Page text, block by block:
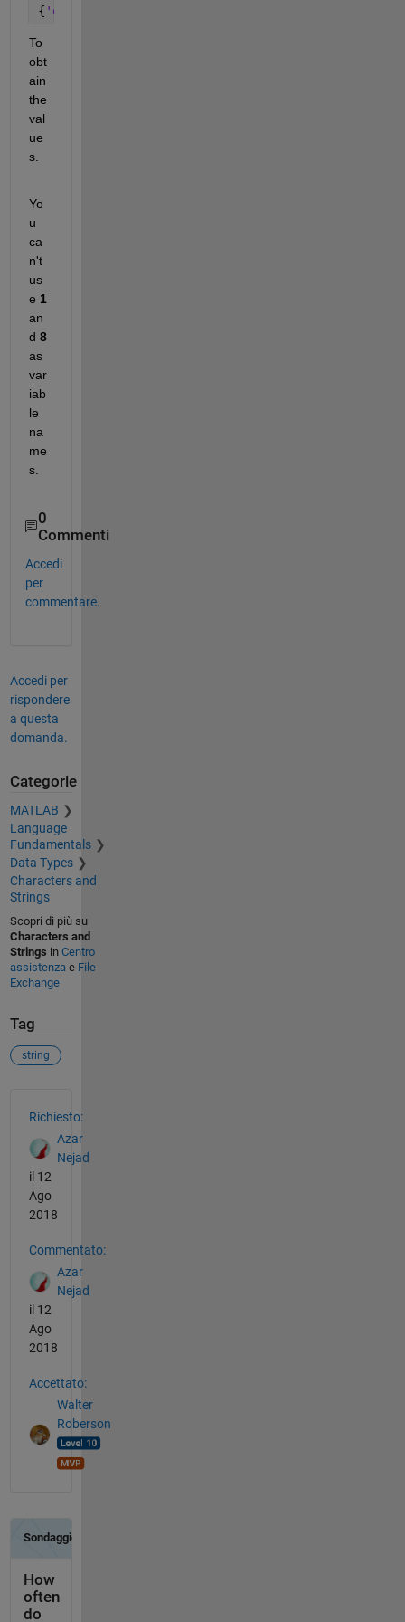
{ 'onset'
To
obt
ain
the
val
ue
s.
Yo
u
ca
n't
us
e 1
an
d 8
as
var
iab
le
na
me
s.
0
Commenti
Accedi
per
commentare.
Accedi per
rispondere
a questa
domanda.
Categorie
MATLAB
Language
Fundamentals
Data Types
Characters and
Strings
Scopri di più su
Characters and
Strings in Centro
assistenzae File
Exchange
Tag
string
Richiesto:
Azar
Nejad
il 12
Ago
2018
Commentato:
Azar
Nejad
il 12
Ago
2018
Accettato:
Walter
Roberson